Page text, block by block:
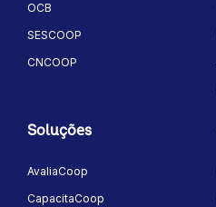
OCB
SESCOOP
CNCOOP
Soluções
AvaliaCoop
CapacitaCoop